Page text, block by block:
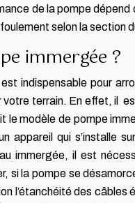
de la pompe
selon la
immergée ?
est indispensable pour
terrain. En effet, il
le modèle de pompe
appareil qui s’installe
immergée, il est
si la pompe se
l’étanchéité des